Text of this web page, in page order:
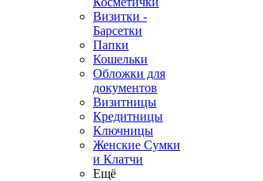
Визитки -
Барсетки
Папки
Кошельки
Обложки для
документов
Визитницы
Кредитницы
Ключницы
Женские Сумки
и Клатчи
Ещё